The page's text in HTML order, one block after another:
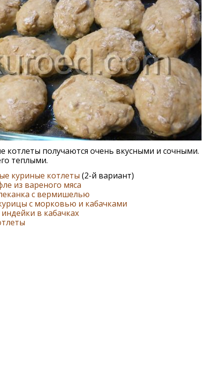
получаются очень вкусными и сочными.
теплыми.
куриные котлеты (2-й вариант)
из вареного мяса
с вермишелью
с морковью и кабачками
в кабачках